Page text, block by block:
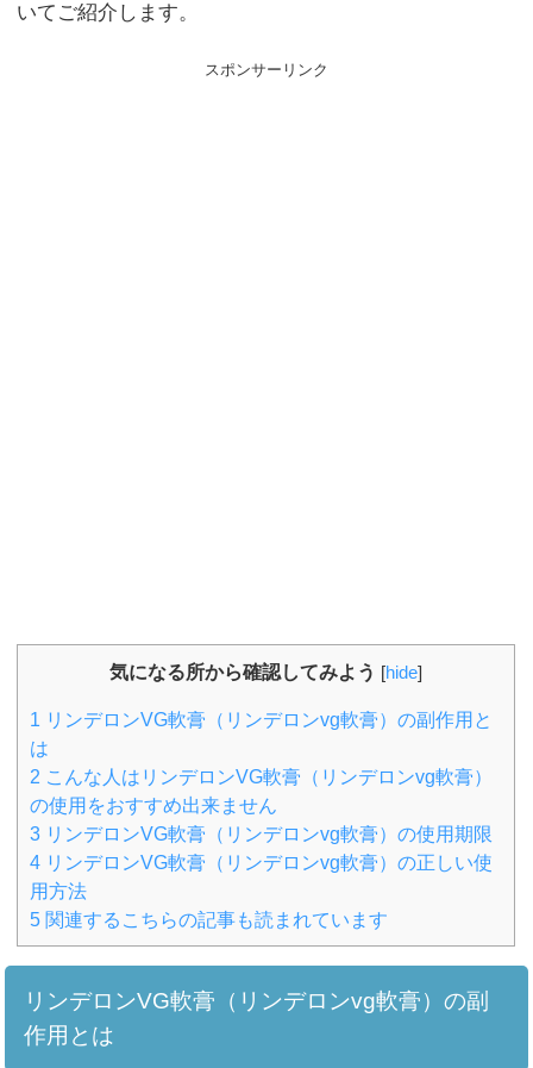
いてご紹介します。
スポンサーリンク
気になる所から確認してみよう [hide]
1 リンデロンVG軟膏（リンデロンvg軟膏）の副作用と
は
2 こんな人はリンデロンVG軟膏（リンデロンvg軟膏）
の使用をおすすめ出来ません
3 リンデロンVG軟膏（リンデロンvg軟膏）の使用期限
4 リンデロンVG軟膏（リンデロンvg軟膏）の正しい使
用方法
5 関連するこちらの記事も読まれています
リンデロンVG軟膏（リンデロンvg軟膏）の副
作用とは